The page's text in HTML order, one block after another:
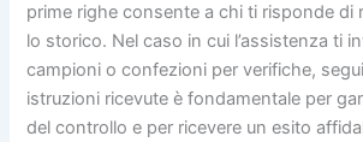
prime righe consente a chi ti risponde di
lo storico. Nel caso in cui l’assistenza ti
campioni o confezioni per verifiche,
istruzioni ricevute è fondamentale per
del controllo e per ricevere un esito